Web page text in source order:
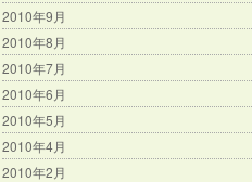
2010年9月
2010年8月
2010年7月
2010年6月
2010年5月
2010年4月
2010年2月